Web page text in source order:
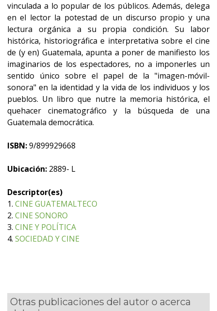
vinculada a lo popular de los públicos. Además, delega
en el lector la potestad de un discurso propio y una
lectura orgánica a su propia condición. Su labor
histórica, historiográfica e interpretativa sobre el cine
de (y en) Guatemala, apunta a poner de manifiesto los
imaginarios de los espectadores, no a imponerles un
sentido único sobre el papel de la "imagen-móvil-
sonora" en la identidad y la vida de los individuos y los
pueblos. Un libro que nutre la memoria histórica, el
quehacer cinematográfico y la búsqueda de una
Guatemala democrática.
ISBN:9/899929668
Ubicación: 2889- L
Descriptor(es)
1. CINE GUATEMALTECO
2. CINE SONORO
3. CINE Y POLÍTICA
4. SOCIEDAD Y CINE
Otras publicaciones del autor o acerca